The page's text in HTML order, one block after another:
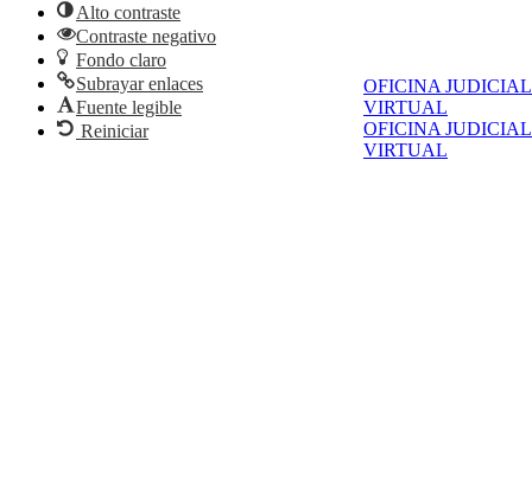
OFICINA JUDICIAL
VIRTUAL
OFICINA JUDICIAL
VIRTUAL
Alto contraste
Contraste negativo
Fondo claro
Subrayar enlaces
Fuente legible
Reiniciar